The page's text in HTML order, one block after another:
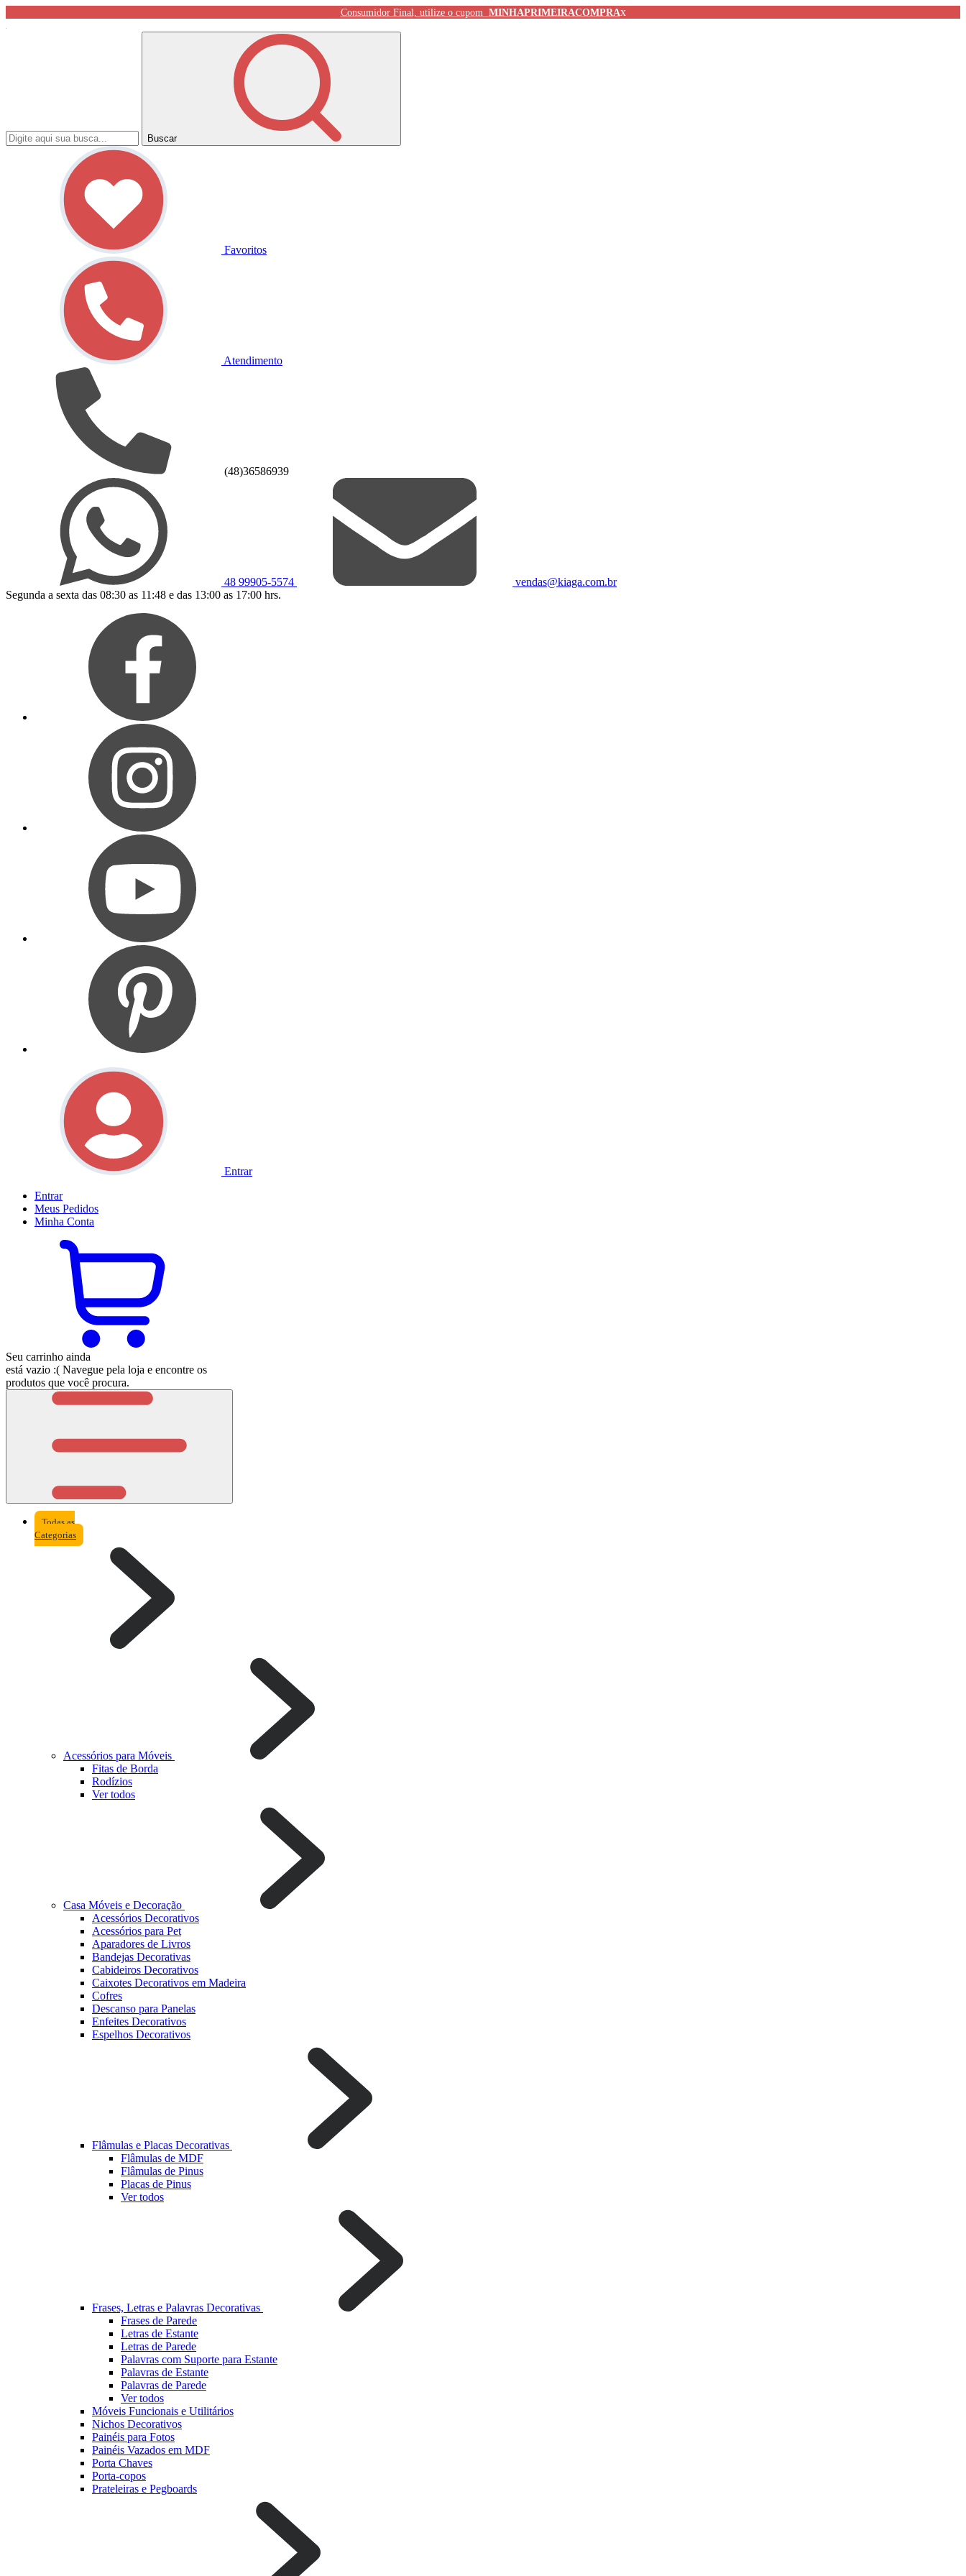
Consumidor Final, utilize o cupom MINHAPRIMEIRACOMPRAx
Buscar
Favoritos
Atendimento
(48)36586939
48 99905-5574
vendas@kiaga.com.br
Segunda a sexta das 08:30 as 11:48 e das 13:00 as 17:00 hrs.
Entrar
Entrar
Meus Pedidos
Minha Conta
Seu carrinho ainda
está vazio :( Navegue pela loja e encontre os
produtos que você procura.
Todas as
Categorias
Acessórios para Móveis
Fitas de Borda
Rodízios
Ver todos
Casa Móveis e Decoração
Acessórios Decorativos
Acessórios para Pet
Aparadores de Livros
Bandejas Decorativas
Cabideiros Decorativos
Caixotes Decorativos em Madeira
Cofres
Descanso para Panelas
Enfeites Decorativos
Espelhos Decorativos
Flâmulas e Placas Decorativas
Flâmulas de MDF
Flâmulas de Pinus
Placas de Pinus
Ver todos
Frases, Letras e Palavras Decorativas
Frases de Parede
Letras de Estante
Letras de Parede
Palavras com Suporte para Estante
Palavras de Estante
Palavras de Parede
Ver todos
Móveis Funcionais e Utilitários
Nichos Decorativos
Painéis para Fotos
Painéis Vazados em MDF
Porta Chaves
Porta-copos
Prateleiras e Pegboards